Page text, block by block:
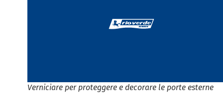
Verniciare per proteggere e decorare le porte esterne